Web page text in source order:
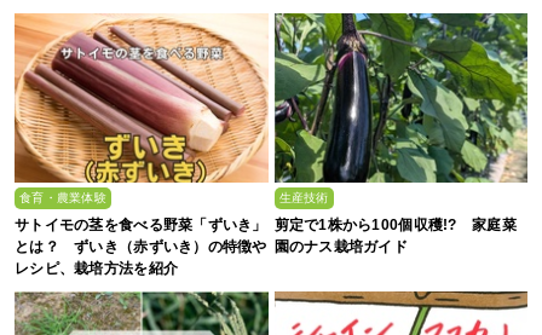
食育・農業体験
サトイモの茎を食べる野菜「ずいき」
とは？ ずいき（赤ずいき）の特徴や
レシピ、栽培方法を紹介
生産技術
剪定で1株から100個収穫!? 家庭菜
園のナス栽培ガイド